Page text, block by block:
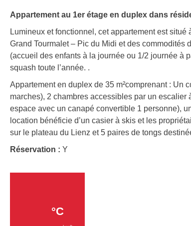
Appartement au 1er étage en duplex dans
Lumineux et fonctionnel, cet appartement est
Grand Tourmalet – Pic du Midi et des
(accueil des enfants à la journée ou 1/2 journée à
squash toute l’année. .
Appartement en duplex de 35 m²comprenant : Un
marches), 2 chambres accessibles par un
espace avec un canapé convertible 1 personne),
location bénéficie d’un casier à skis et les
sur le plateau du Lienz et 5 paires de tongs
Réservation : Y